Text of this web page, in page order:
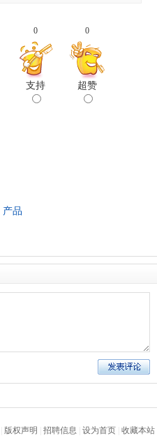
0
支持
0
超赞
产品
版权声明 招聘信息 设为首页 收藏本站